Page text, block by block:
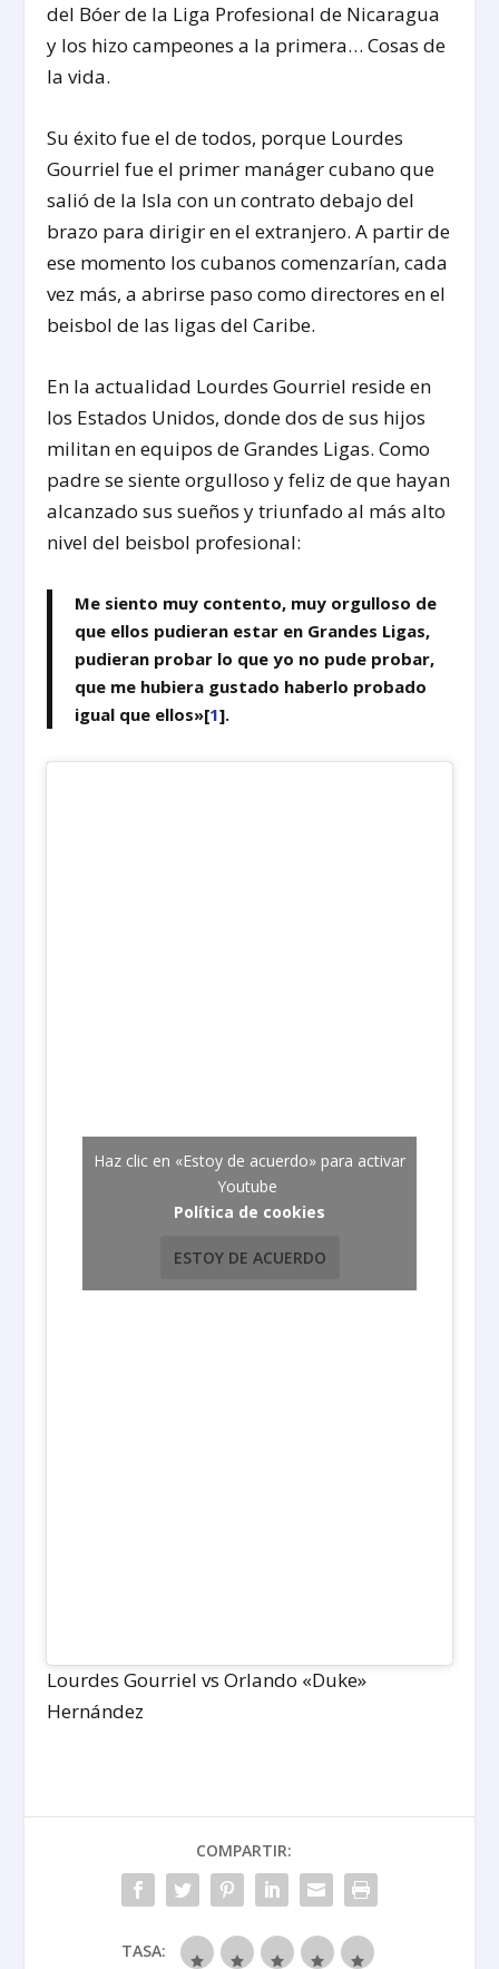
del Bóer de la Liga Profesional de Nicaragua
y los hizo campeones a la primera… Cosas de
la vida.
Su éxito fue el de todos, porque Lourdes
Gourriel fue el primer manáger cubano que
salió de la Isla con un contrato debajo del
brazo para dirigir en el extranjero. A partir de
ese momento los cubanos comenzarían, cada
vez más, a abrirse paso como directores en el
beisbol de las ligas del Caribe.
En la actualidad Lourdes Gourriel reside en
los Estados Unidos, donde dos de sus hijos
militan en equipos de Grandes Ligas. Como
padre se siente orgulloso y feliz de que hayan
alcanzado sus sueños y triunfado al más alto
nivel del beisbol profesional:
Me siento muy contento, muy orgulloso de
que ellos pudieran estar en Grandes Ligas,
pudieran probar lo que yo no pude probar,
que me hubiera gustado haberlo probado
igual que ellos»[1].
Haz clic en «Estoy de acuerdo» para activar
Youtube
Política de cookies
ESTOY DE ACUERDO
Lourdes Gourriel vs Orlando «Duke»
Hernández
COMPARTIR:
TASA: